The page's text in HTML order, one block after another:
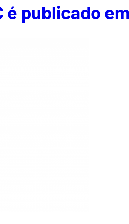
é publicado